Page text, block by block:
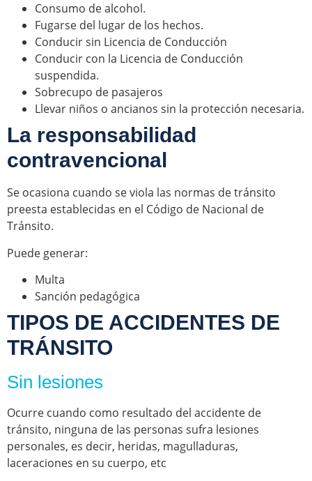
Consumo de alcohol.
Fugarse del lugar de los hechos.
Conducir sin Licencia de Conducción
Conducir con la Licencia de Conducción
suspendida.
Sobrecupo de pasajeros
Llevar niños o ancianos sin la protección necesaria.
La responsabilidad
contravencional
Se ocasiona cuando se viola las normas de tránsito
preesta establecidas en el Código de Nacional de
Tránsito.
Puede generar:
Multa
Sanción pedagógica
TIPOS DE ACCIDENTES DE
TRÁNSITO
Sin lesiones
Ocurre cuando como resultado del accidente de
tránsito, ninguna de las personas sufra lesiones
personales, es decir, heridas, magulladuras,
laceraciones en su cuerpo, etc